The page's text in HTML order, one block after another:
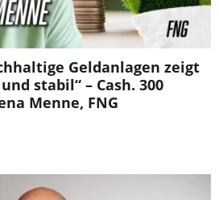
Geldanlagen zeigt
stabil“ – Cash. 300
Menne, FNG